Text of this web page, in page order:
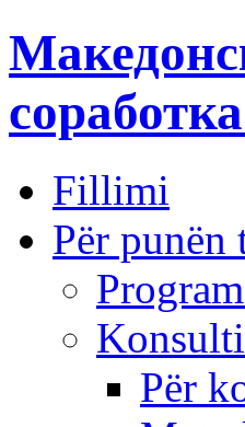
Fillimi
Për punën
Për